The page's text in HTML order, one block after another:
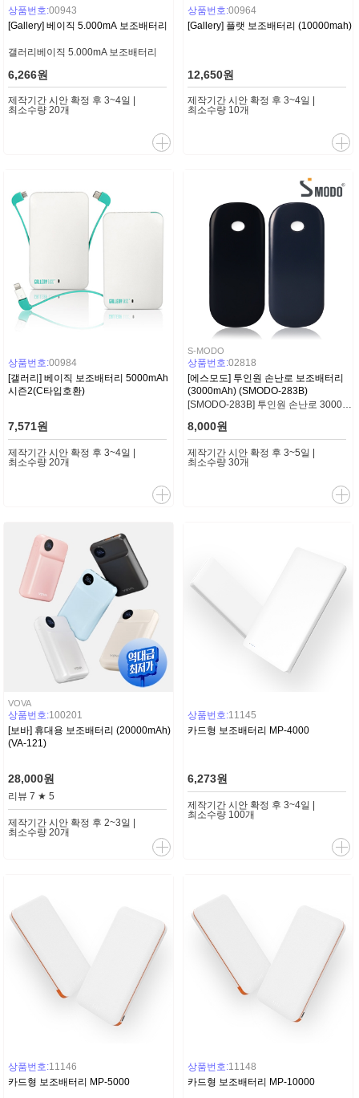
상품번호:00943
[Gallery] 베이직 5.000mA 보조배터리
갤러리베이직 5.000mA 보조배터리
6,266원
제작기간 시안 확정 후 3~4일 |
최소수량 20개
상품번호:00984
[갤러리] 베이직 보조배터리 5000mAh
시즌2(C타입호환)
7,571원
제작기간 시안 확정 후 3~4일 |
최소수량 20개
VOVA
상품번호:100201
[보바] 휴대용 보조배터리 (20000mAh)
(VA-121)
28,000원
리뷰 7 ★ 5
제작기간 시안 확정 후 2~3일 |
최소수량 20개
상품번호:11146
카드형 보조배터리 MP-5000
상품번호:00964
[Gallery] 플랫 보조배터리 (10000mah)
12,650원
제작기간 시안 확정 후 3~4일 |
최소수량 10개
S-MODO
상품번호:02818
[에스모도] 투인원 손난로 보조배터리
(3000mAh) (SMODO-283B)
[SMODO-283B] 투인원 손난로 3000mAh 보조배터리
8,000원
제작기간 시안 확정 후 3~5일 |
최소수량 30개
상품번호:11145
카드형 보조배터리 MP-4000
6,273원
제작기간 시안 확정 후 3~4일 |
최소수량 100개
상품번호:11148
카드형 보조배터리 MP-10000